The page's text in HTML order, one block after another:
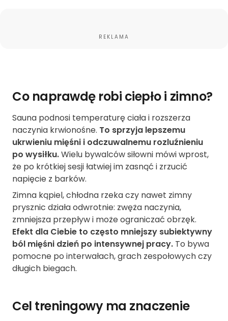
REKLAMA
Co naprawdę robi ciepło i zimno?
Sauna podnosi temperaturę ciała i rozszerza
naczynia krwionośne. To sprzyja lepszemu
ukrwieniu mięśni i odczuwalnemu rozluźnieniu
po wysiłku.Wielu bywalców siłowni mówi wprost,
że po krótkiej sesji łatwiej im zasnąć i zrzucić
napięcie z barków.
Zimna kąpiel, chłodna rzeka czy nawet zimny
prysznic działa odwrotnie: zwęża naczynia,
zmniejsza przepływ i może ograniczać obrzęk.
Efekt dla Ciebie to często mniejszy subiektywny
ból mięśni dzień po intensywnej pracy. To bywa
pomocne po interwałach, grach zespołowych czy
długich biegach.
Cel treningowy ma znaczenie